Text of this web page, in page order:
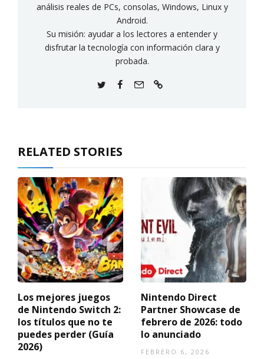
análisis reales de PCs, consolas, Windows, Linux y
Android.
Su misión: ayudar a los lectores a entender y
disfrutar la tecnología con información clara y
probada.
RELATED STORIES
Los mejores juegos
de Nintendo Switch 2:
los títulos que no te
puedes perder (Guía
2026)
Nintendo Direct
Partner Showcase de
febrero de 2026: todo
lo anunciado
FEBRERO 6, 2026